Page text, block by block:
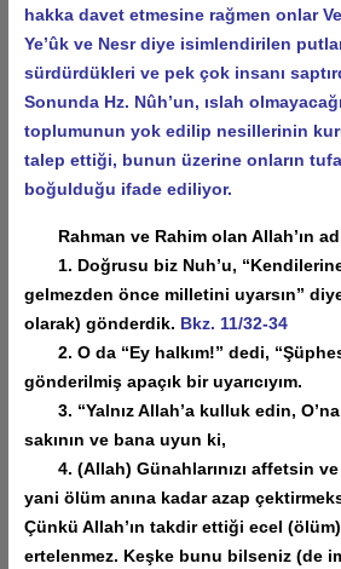
hakka davet etmesine rağmen onlar
Ye’ûk ve Nesr diye isimlendirilen
sürdürdükleri ve pek çok insanı
Sonunda Hz. Nûh’un, ıslah
toplumunun yok edilip nesillerinin
talep ettiği, bunun üzerine onların
boğulduğu ifade ediliyor.
Rahman ve Rahim olan Allah’ın
1. Doğrusu biz Nuh’u, “Kendilerine
gelmezden önce milletini uyarsın”
olarak) gönderdik. Bkz. 11/32-34
2. O da “Ey halkım!” dedi,
gönderilmiş apaçık bir uyarıcıyım.
3. “Yalnız Allah’a kulluk edin, O’na
sakının ve bana uyun ki,
4. (Allah) Günahlarınızı affetsin
yani ölüm anına kadar azap
Çünkü Allah’ın takdir ettiği ecel
ertelenmez. Keşke bunu bilseniz (de